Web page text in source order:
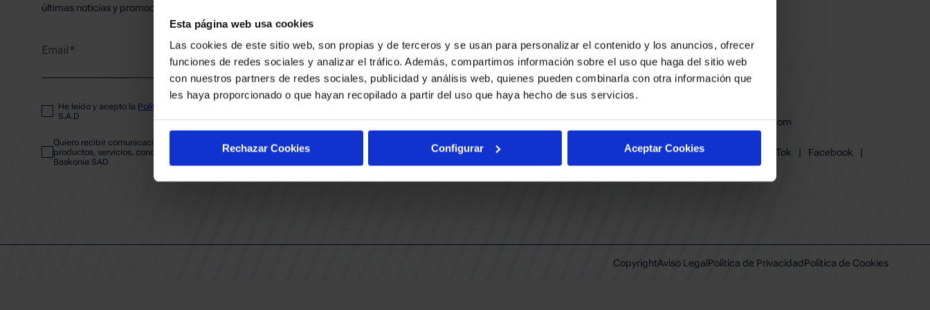
Esta página web usa cookies
Las cookies de este sitio web, son propias y de terceros y se usan para personalizar el contenido y los anuncios, ofrecer
funciones de redes sociales y analizar el tráfico. Además, compartimos información sobre el uso que haga del sitio web
con nuestros partners de redes sociales, publicidad y análisis web, quienes pueden combinarla con otra información que
les haya proporcionado o que hayan recopilado a partir del uso que haya hecho de sus servicios.
Rechazar Cookies Configurar Aceptar Cookies
PLANTILLA
ENTRADAS
ABONADOS
CALENDARIO
CLUB
últimas noticias y promociones del club.
Email
He leído y acepto la Política de privacidad
S.A.D
Quiero recibir comunicaciones electrónicas sobre las actividades,
productos, servicios, concursos, ofertas y/o promociones del SASKI
Baskonia SAD
BAKH
FUNDACIÓN BASKONIA-ALAVÉS
01013 Vitoria-Gasteiz
baskonia@baskonia.com
Instagram
TikTok | Facebook
|
Youtube
| Linkedin
CopyrightAviso LegalPolítica de PrivacidadPolítica de Cookies